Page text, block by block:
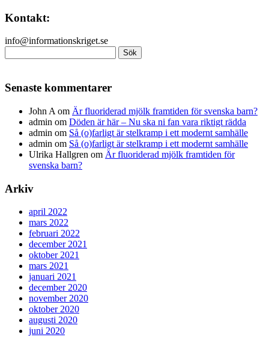
Kontakt:
info@informationskriget.se
efter:
Senaste kommentarer
John A om Är fluoriderad mjölk framtiden för svenska barn?
admin om Döden är här – Nu ska ni fan vara riktigt rädda
admin om Så (o)farligt är stelkramp i ett modernt samhälle
admin om Så (o)farligt är stelkramp i ett modernt samhälle
Ulrika Hallgren om Är fluoriderad mjölk framtiden för
svenska barn?
Arkiv
april 2022
mars 2022
februari 2022
december 2021
oktober 2021
mars 2021
januari 2021
december 2020
november 2020
oktober 2020
augusti 2020
juni 2020